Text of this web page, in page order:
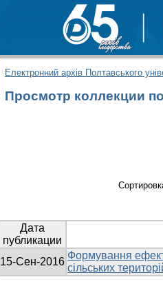
Електронний архів Полтавського
Просмотр коллекции
Дата
публикации
15-Сен-2016
Формування
сільських